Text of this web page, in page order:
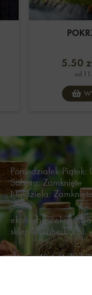
5.50
od
Poniedziałek-
Sobota: Zamknięte
Niedziela:
sklep@ekoherba.pl
sklep+48 574 727